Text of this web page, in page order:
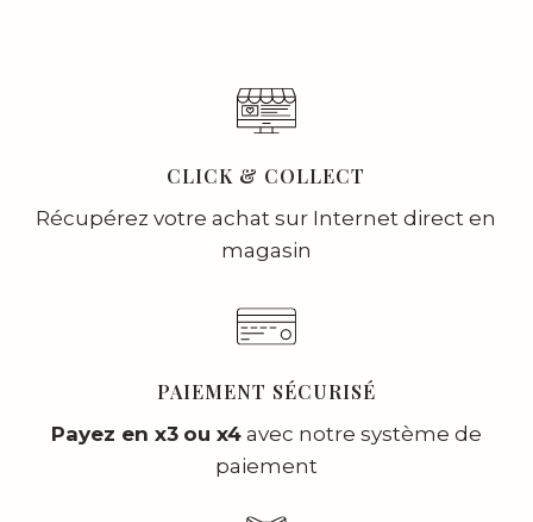
CLICK & COLLECT
Récupérez votre achat sur Internet direct en
magasin
PAIEMENT SÉCURISÉ
Payez en x3 ou x4avec notre système de
paiement